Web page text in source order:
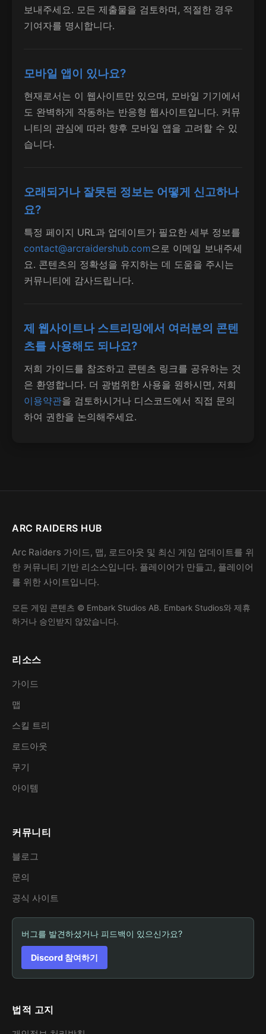
보내주세요. 모든 제출물을 검토하며, 적절한 경우
기여자를 명시합니다.
모바일 앱이 있나요?
현재로서는 이 웹사이트만 있으며, 모바일 기기에서
도 완벽하게 작동하는 반응형 웹사이트입니다. 커뮤
니티의 관심에 따라 향후 모바일 앱을 고려할 수 있
습니다.
오래되거나 잘못된 정보는 어떻게 신고하나
요?
특정 페이지 URL과 업데이트가 필요한 세부 정보를
contact@arcraidershub.com으로 이메일 보내주세
요. 콘텐츠의 정확성을 유지하는 데 도움을 주시는
커뮤니티에 감사드립니다.
제 웹사이트나 스트리밍에서 여러분의 콘텐
츠를 사용해도 되나요?
저희 가이드를 참조하고 콘텐츠 링크를 공유하는 것
은 환영합니다. 더 광범위한 사용을 원하시면, 저희
이용약관을 검토하시거나 디스코드에서 직접 문의
하여 권한을 논의해주세요.
ARC RAIDERS HUB
Arc Raiders 가이드, 맵, 로드아웃 및 최신 게임 업데이트를 위
한 커뮤니티 기반 리소스입니다. 플레이어가 만들고, 플레이어
를 위한 사이트입니다.
모든 게임 콘텐츠 © Embark Studios AB. Embark Studios와 제휴
하거나 승인받지 않았습니다.
리소스
가이드
맵
스킬 트리
로드아웃
무기
아이템
커뮤니티
블로그
문의
공식 사이트
버그를 발견하셨거나 피드백이 있으신가요?
Discord 참여하기
법적 고지